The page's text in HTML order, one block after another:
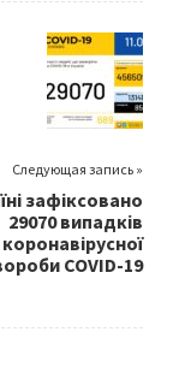
Следующая запись »
зафіксовано
29070 випадків
коронавірусної
COVID-19